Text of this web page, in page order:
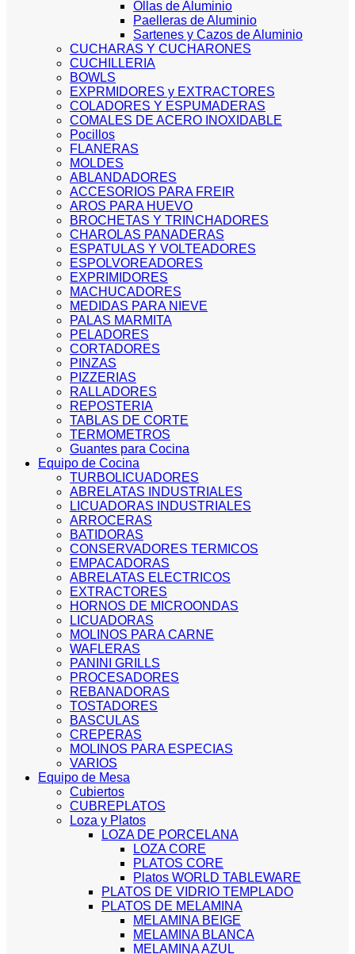
Ollas de Aluminio
Paelleras de Aluminio
Sartenes y Cazos de Aluminio
CUCHARAS Y CUCHARONES
CUCHILLERIA
BOWLS
EXPRMIDORES y EXTRACTORES
COLADORES Y ESPUMADERAS
COMALES DE ACERO INOXIDABLE
Pocillos
FLANERAS
MOLDES
ABLANDADORES
ACCESORIOS PARA FREIR
AROS PARA HUEVO
BROCHETAS Y TRINCHADORES
CHAROLAS PANADERAS
ESPATULAS Y VOLTEADORES
ESPOLVOREADORES
EXPRIMIDORES
MACHUCADORES
MEDIDAS PARA NIEVE
PALAS MARMITA
PELADORES
CORTADORES
PINZAS
PIZZERIAS
RALLADORES
REPOSTERIA
TABLAS DE CORTE
TERMOMETROS
Guantes para Cocina
Equipo de Cocina
TURBOLICUADORES
ABRELATAS INDUSTRIALES
LICUADORAS INDUSTRIALES
ARROCERAS
BATIDORAS
CONSERVADORES TERMICOS
EMPACADORAS
ABRELATAS ELECTRICOS
EXTRACTORES
HORNOS DE MICROONDAS
LICUADORAS
MOLINOS PARA CARNE
WAFLERAS
PANINI GRILLS
PROCESADORES
REBANADORAS
TOSTADORES
BASCULAS
CREPERAS
MOLINOS PARA ESPECIAS
VARIOS
Equipo de Mesa
Cubiertos
CUBREPLATOS
Loza y Platos
LOZA DE PORCELANA
LOZA CORE
PLATOS CORE
Platos WORLD TABLEWARE
PLATOS DE VIDRIO TEMPLADO
PLATOS DE MELAMINA
MELAMINA BEIGE
MELAMINA BLANCA
MELAMINA AZUL